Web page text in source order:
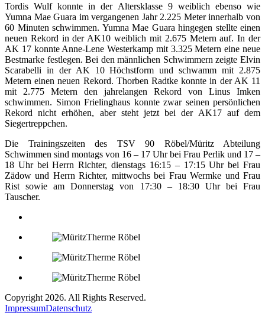
Tordis Wulf konnte in der Altersklasse 9 weiblich ebenso wie
Yumna Mae Guara im vergangenen Jahr 2.225 Meter innerhalb von
60 Minuten schwimmen. Yumna Mae Guara hingegen stellte einen
neuen Rekord in der AK10 weiblich mit 2.675 Metern auf. In der
AK 17 konnte Anne-Lene Westerkamp mit 3.325 Metern eine neue
Bestmarke festlegen. Bei den männlichen Schwimmern zeigte Elvin
Scarabelli in der AK 10 Höchstform und schwamm mit 2.875
Metern einen neuen Rekord. Thorben Radtke konnte in der AK 11
mit 2.775 Metern den jahrelangen Rekord von Linus Imken
schwimmen. Simon Frielinghaus konnte zwar seinen persönlichen
Rekord nicht erhöhen, aber steht jetzt bei der AK17 auf dem
Siegertreppchen.
Die Trainingszeiten des TSV 90 Röbel/Müritz Abteilung
Schwimmen sind montags von 16 – 17 Uhr bei Frau Perlik und 17 –
18 Uhr bei Herrn Richter, dienstags 16:15 – 17:15 Uhr bei Frau
Zädow und Herrn Richter, mittwochs bei Frau Wermke und Frau
Rist sowie am Donnerstag von 17:30 – 18:30 Uhr bei Frau
Tauscher.
Copyright 2026. All Rights Reserved.
ImpressumDatenschutz